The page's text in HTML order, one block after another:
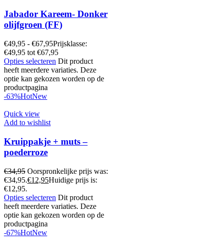
Jabador Kareem- Donker
olijfgroen (FF)
€49,95 - €67,95Prijsklasse:
€49,95 tot €67,95
Opties selecteren Dit product
heeft meerdere variaties. Deze
optie kan gekozen worden op de
productpagina
-63%HotNew
Quick view
Add to wishlist
Kruippakje + muts –
poederroze
€34,95 Oorspronkelijke prijs was:
€34,95.€12,95Huidige prijs is:
€12,95.
Opties selecteren Dit product
heeft meerdere variaties. Deze
optie kan gekozen worden op de
productpagina
-67%HotNew